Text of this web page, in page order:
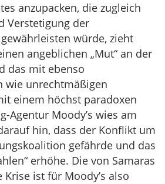
anzupacken, die zugleich
Verstetigung der
würde, zieht
angeblichen „Mut“ an der
das mit ebenso
wie unrechtmäßigen
einem höchst paradoxen
Agentur Moody’s wies am
hin, dass der Konflikt um
gefährde und das
erhöhe. Die von Samaras
ist für Moody’s also